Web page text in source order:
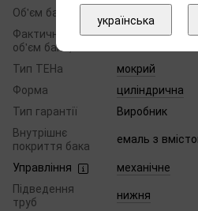
Об'єм бака, л
100
Фактичний
об'єм бака, л
100
Тип ТЕНа
мокрий
Форма
циліндрична
Тип гарантії
Виробник
Внутрішнє
покриття бака
емаль з
Управління
механічне
Підведення
труб
нижня
українська